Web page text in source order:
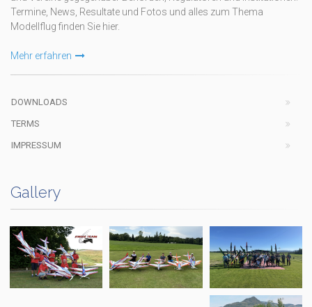
Termine, News, Resultate und Fotos und alles zum Thema
Modellflug finden Sie hier.
Mehr erfahren
DOWNLOADS
TERMS
IMPRESSUM
Gallery